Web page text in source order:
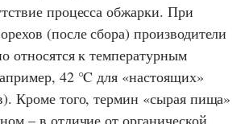
процесса обжарки. При
(после сбора) производители
относятся к температурным
42 °C для «настоящих»
Кроме того, термин «сырая пища»
– в отличие от органической.